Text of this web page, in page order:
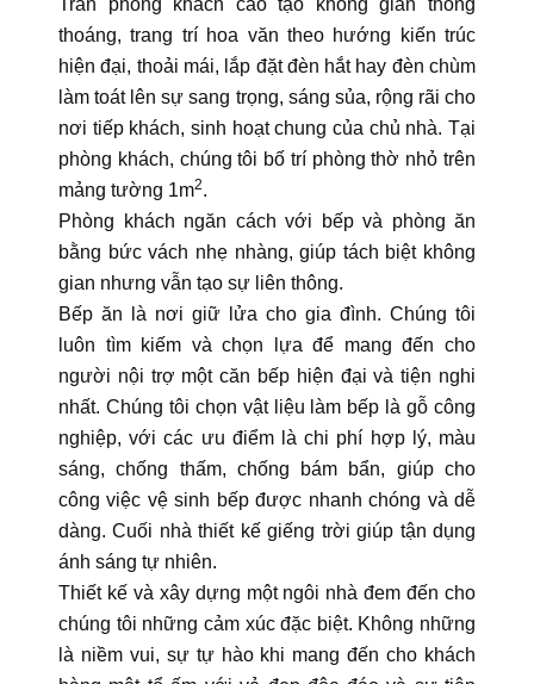
Trần phòng khách cao tạo không gian thông
thoáng, trang trí hoa văn theo hướng kiến trúc
hiện đại, thoải mái, lắp đặt đèn hắt hay đèn chùm
làm toát lên sự sang trọng, sáng sủa, rộng rãi cho
nơi tiếp khách, sinh hoạt chung của chủ nhà. Tại
phòng khách, chúng tôi bố trí phòng thờ nhỏ trên
mảng tường 1m2.
Phòng khách ngăn cách với bếp và phòng ăn
bằng bức vách nhẹ nhàng, giúp tách biệt không
gian nhưng vẫn tạo sự liên thông.
Bếp ăn là nơi giữ lửa cho gia đình. Chúng tôi
luôn tìm kiếm và chọn lựa để mang đến cho
người nội trợ một căn bếp hiện đại và tiện nghi
nhất. Chúng tôi chọn vật liệu làm bếp là gỗ công
nghiệp, với các ưu điểm là chi phí hợp lý, màu
sáng, chống thấm, chống bám bẩn, giúp cho
công việc vệ sinh bếp được nhanh chóng và dễ
dàng. Cuối nhà thiết kế giếng trời giúp tận dụng
ánh sáng tự nhiên.
Thiết kế và xây dựng một ngôi nhà đem đến cho
chúng tôi những cảm xúc đặc biệt. Không những
là niềm vui, sự tự hào khi mang đến cho khách